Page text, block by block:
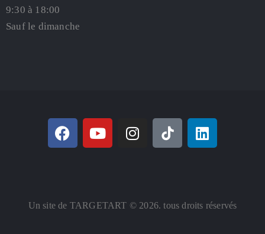
9:30 à 18:00
Sauf le dimanche
Un site de TARGETART © 2026. tous droits réservés